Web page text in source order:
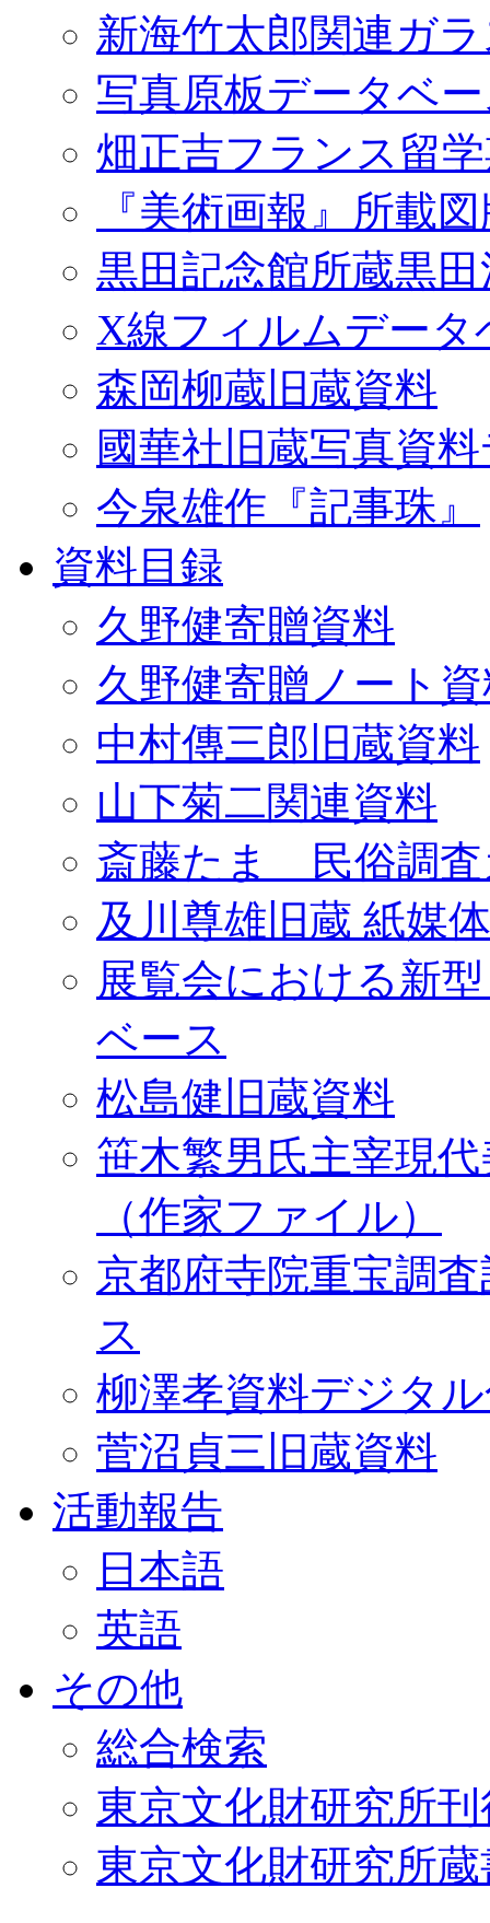
新海竹太郎関連ガ
写真原板データベ
畑正吉フランス留
『美術画報』所載
黒田記念館所蔵黒
X線フィルムデータ
森岡柳蔵旧蔵資料
國華社旧蔵写真資
今泉雄作『記事珠』
資料目録
久野健寄贈資料
久野健寄贈ノート
中村傳三郎旧蔵資料
山下菊二関連資料
斎藤たま 民俗調査
及川尊雄旧蔵 紙媒
展覧会における新
ベース
松島健旧蔵資料
笹木繁男氏主宰現
（作家ファイル）
京都府寺院重宝調
ス
柳澤孝資料デジタ
菅沼貞三旧蔵資料
活動報告
日本語
英語
その他
総合検索
東京文化財研究所
東京文化財研究所